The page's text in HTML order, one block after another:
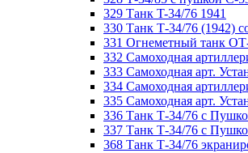
329 Танк T-34/76 1941
330 Танк Т-34/76 (1942)
331 Огнеметный танк
332 Самоходная
333 Самоходная арт.
334 Самоходная
335 Самоходная арт.
336 Танк Т-34/76 с
337 Танк Т-34/76 с
368 Танк Т-34/76